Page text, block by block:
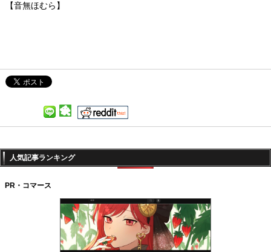
【音無ほむら】
人気記事ランキング
PR・コマース